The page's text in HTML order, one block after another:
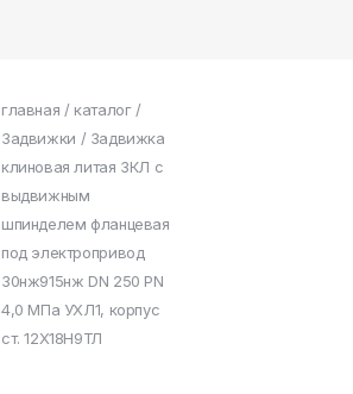
главная / каталог/
Задвижки / Задвижка
клиновая литая ЗКЛ с
выдвижным
шпинделем фланцевая
под электропривод
30нж915нж DN 250 PN
4,0 МПа УХЛ1, корпус
ст. 12Х18Н9ТЛ